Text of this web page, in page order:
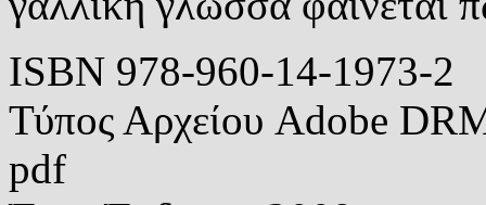
ISBN 978-960-14-1973-2
Τύπος Αρχείου Adobe
pdf